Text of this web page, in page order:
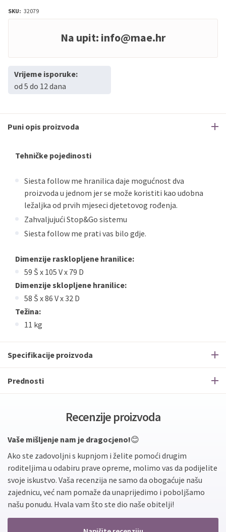
SKU: 32079
Na upit: info@mae.hr
Vrijeme isporuke:
od 5 do 12 dana
Puni opis proizvoda
Tehničke pojedinosti
Siesta follow me hranilica daje mogućnost dva
proizvoda u jednom jer se može koristiti kao udobna
ležaljka od prvih mjeseci djetetovog rođenja.
Zahvaljujući Stop&Go sistemu
Siesta follow me prati vas bilo gdje.
Dimenzije rasklopljene hranilice:
59 Š x 105 V x 79 D
Dimenzije sklopljene hranilice:
58 Š x 86 V x 32 D
Težina:
11 kg
Specifikacije proizvoda
Prednosti
Recenzije proizvoda
Vaše mišljenje nam je dragocjeno!😊
Ako ste zadovoljni s kupnjom i želite pomoći drugim
roditeljima u odabiru prave opreme, molimo vas da podijelite
svoje iskustvo. Vaša recenzija ne samo da obogaćuje našu
zajednicu, već nam pomaže da unaprijedimo i poboljšamo
našu ponudu. Hvala vam što ste dio naše obitelji!